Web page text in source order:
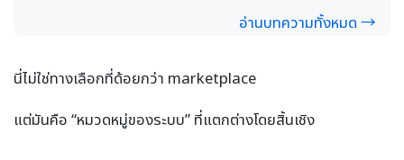
อ่านบทความทั้งหมด →
นี่ไม่ใช่ทางเลือกที่ด้อยกว่า marketplace
แต่มันคือ “หมวดหมู่ของระบบ” ที่แตกต่างโดยสิ้นเชิง